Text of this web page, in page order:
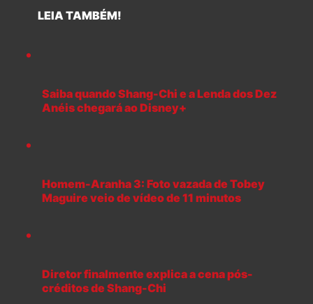
LEIA TAMBÉM!
Saiba quando Shang-Chi e a Lenda dos Dez
Anéis chegará ao Disney+
Homem-Aranha 3: Foto vazada de Tobey
Maguire veio de vídeo de 11 minutos
Diretor finalmente explica a cena pós-
créditos de Shang-Chi